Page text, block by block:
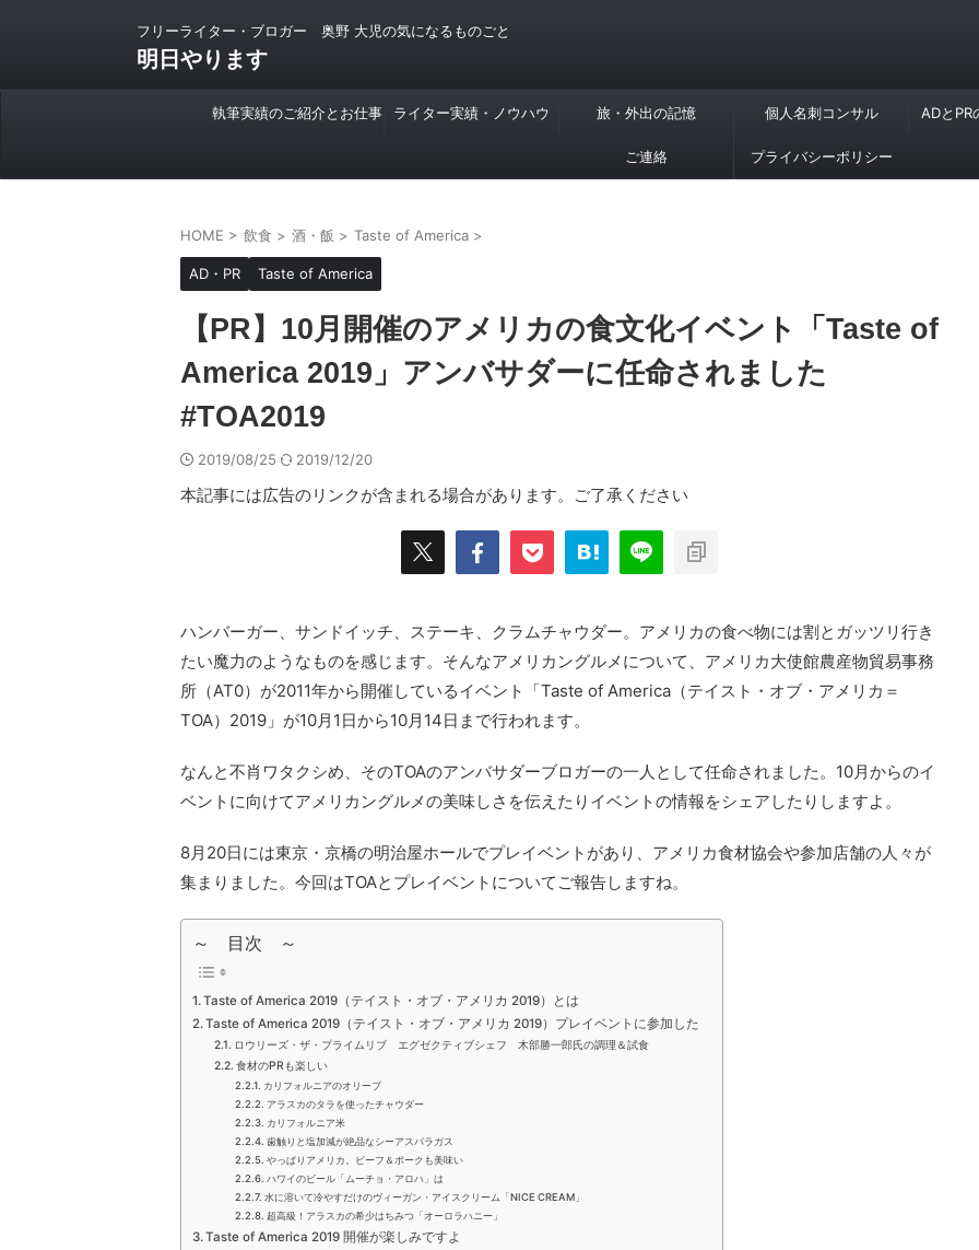
フリーライター・ブロガー 奥野 大児の気になるものごと
明日やります
執筆実績のご紹介とお仕事 ライター実績・ノウハウ 旅・外出の記憶 個人名刺コンサル ADとPR
ご連絡 プライバシーポリシー
HOME > 飲食 > 酒・飯 > Taste of America >
AD・PR Taste of America
【PR】10月開催のアメリカの食文化イベント「Taste of
America 2019」アンバサダーに任命されました
#TOA2019
2019/08/25 2019/12/20
本記事には広告のリンクが含まれる場合があります。ご了承ください
ハンバーガー、サンドイッチ、ステーキ、クラムチャウダー。アメリカの食べ物には割とガッツリ行き
たい魔力のようなものを感じます。そんなアメリカングルメについて、アメリカ大使館農産物貿易事務
所（AT0）が2011年から開催しているイベント「Taste of America（テイスト・オブ・アメリカ＝
TOA）2019」が10月1日から10月14日まで行われます。
なんと不肖ワタクシめ、そのTOAのアンバサダーブロガーの一人として任命されました。10月からのイ
ベントに向けてアメリカングルメの美味しさを伝えたりイベントの情報をシェアしたりしますよ。
8月20日には東京・京橋の明治屋ホールでプレイベントがあり、アメリカ食材協会や参加店舗の人々が
集まりました。今回はTOAとプレイベントについてご報告しますね。
～ 目次 ～
Taste of America 2019（テイスト・オブ・アメリカ 2019）とは
Taste of America 2019（テイスト・オブ・アメリカ 2019）プレイベントに参加した
ロウリーズ・ザ・プライムリブ エグゼクティブシェフ 木部勝一郎氏の調理＆試食
食材のPRも楽しい
カリフォルニアのオリーブ
アラスカのタラを使ったチャウダー
カリフォルニア米
歯触りと塩加減が絶品なシーアスパラガス
やっぱりアメリカ。ビーフ＆ポークも美味い
ハワイのビール「ムーチョ・アロハ」は
水に溶いて冷やすだけのヴィーガン・アイスクリーム「NICE CREAM」
超高級！アラスカの希少はちみつ「オーロラハニー」
Taste of America 2019 開催が楽しみですよ